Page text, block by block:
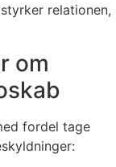
relationen,
om
fordel tage